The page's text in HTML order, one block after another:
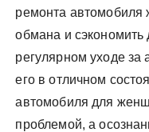
ремонта автомобиля
обмана и
регулярном уходе
его в отличном
автомобиля для
проблемой, а